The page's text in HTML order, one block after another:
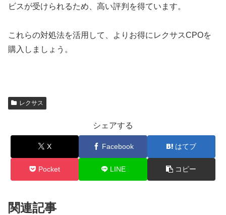
ビスが受けられるため、高い評判を得ています。
これらの対処法を活用して、よりお得にレクサスCPOを
購入しましょう。
レクサス
シェアする
X Facebook はてブ
Pocket LINE コピー
関連記事